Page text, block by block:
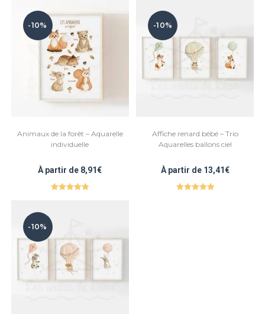
-10%
Animaux de la forêt – Aquarelle
individuelle
À partir de 8,91€
-10%
Affiche renard bébé – Trio
Aquarelles ballons ciel
À partir de 13,41€
-10%